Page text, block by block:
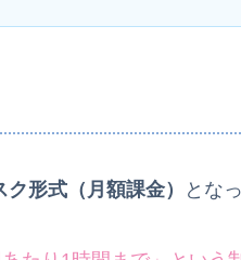
ク形式（月額課金） とな